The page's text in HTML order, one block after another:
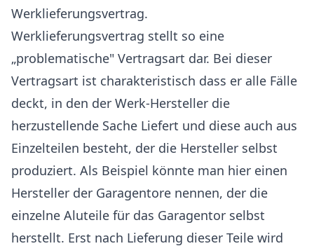
Werklieferungsvertrag.
Werklieferungsvertrag stellt so eine
„problematische" Vertragsart dar. Bei dieser
Vertragsart ist charakteristisch dass er alle Fälle
deckt, in den der Werk-Hersteller die
herzustellende Sache Liefert und diese auch aus
Einzelteilen besteht, der die Hersteller selbst
produziert. Als Beispiel könnte man hier einen
Hersteller der Garagentore nennen, der die
einzelne Aluteile für das Garagentor selbst
herstellt. Erst nach Lieferung dieser Teile wird